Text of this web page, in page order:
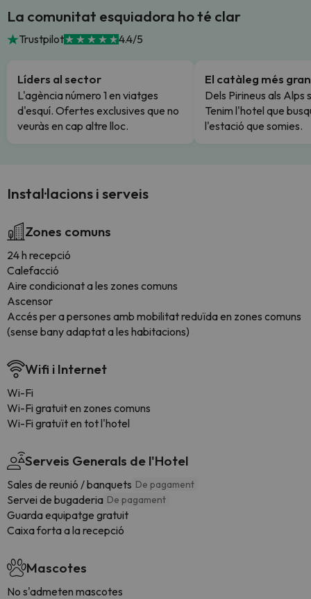
La comunitat esquiadora ho té clar
Trustpilot 4.4/5
Líders al sector
L'agència número 1 en viatges
d'esquí. Ofertes exclusives que no
veuràs en cap altre lloc.
El catàleg més gran
Dels Pirineus als Alps
Tenim l'hotel que
l'estació que somies.
Instal·lacions i serveis
Zones comuns
24 h recepció
Calefacció
Aire condicionat a les zones comuns
Ascensor
Accés per a persones amb mobilitat reduïda en zones comuns
(sense bany adaptat a les habitacions)
Wifi i Internet
Wi-Fi
Wi-Fi gratuit en zones comuns
Wi-Fi gratuït en tot l'hotel
Serveis Generals de l'Hotel
Sales de reunió / banquets De pagament
Servei de bugaderia De pagament
Guarda equipatge gratuit
Caixa forta a la recepció
Mascotes
No s'admeten mascotes